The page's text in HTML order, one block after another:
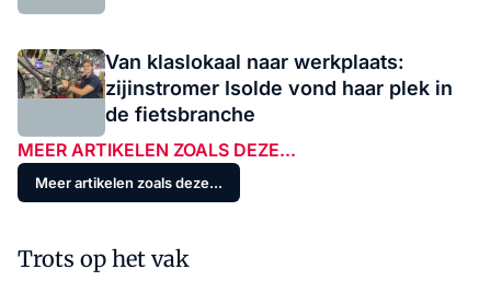
Van klaslokaal naar werkplaats:
zijinstromer Isolde vond haar plek in
de fietsbranche
MEER ARTIKELEN ZOALS DEZE...
Meer artikelen zoals deze...
Trots op het vak